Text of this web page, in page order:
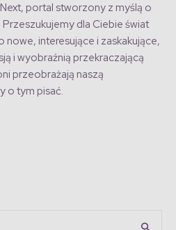
portal stworzony z myślą o
dla Ciebie świat
nowe, interesujące i zaskakujące,
i wyobraźnią przekraczającą
przeobrażają naszą
o tym pisać.